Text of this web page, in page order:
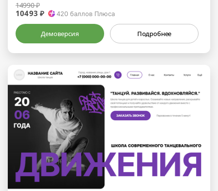
14990 ₽
10493 ₽ 420 баллов Плюса
Демоверсия Подробнее